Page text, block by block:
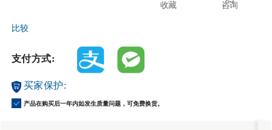
咨询
收藏
比较
支付方式:
买家保护:
产品在购买后一年内如发生质量问题，可免费换货。